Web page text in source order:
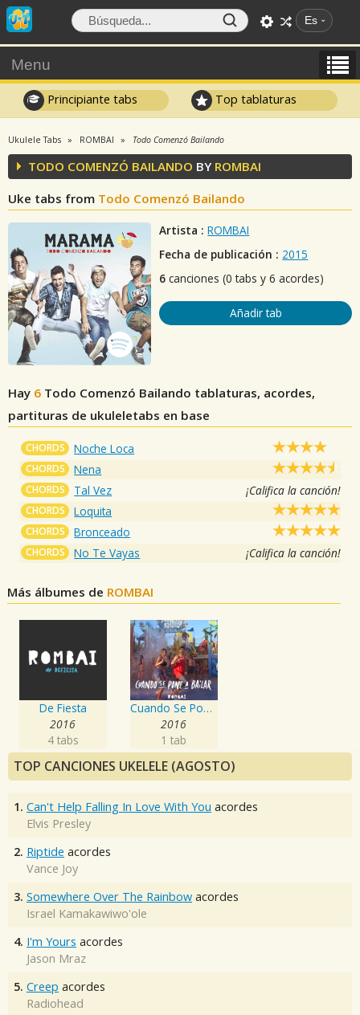
Es
Menu
Principiante tabs Top tablaturas
Ukulele Tabs ROMBAI Todo Comenzó Bailando
TODO COMENZÓ BAILANDO BY ROMBAI
Uke tabs from Todo Comenzó Bailando
Artista : ROMBAI
Fecha de publicación : 2015
6 canciones (0 tabs y 6 acordes)
Añadir tab
Hay 6 Todo Comenzó Bailando tablaturas, acordes,
partituras de ukuleletabs en base
CHORDS Noche Loca
CHORDS Nena
CHORDS Tal Vez ¡Califica la canción!
CHORDS Loquita
CHORDS Bronceado
CHORDS No Te Vayas ¡Califica la canción!
Más álbumes de ROMBAI
De Fiesta
2016
4 tabs
Cuando Se Pone a Bailar
2016
1 tab
TOP CANCIONES UKELELE (AGOSTO)
1. Can't Help Falling In Love With You acordes
Elvis Presley
2. Riptide acordes
Vance Joy
3. Somewhere Over The Rainbow acordes
Israel Kamakawiwo'ole
4. I'm Yours acordes
Jason Mraz
5. Creep acordes
Radiohead